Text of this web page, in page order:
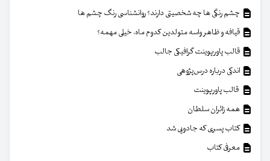
چشم رنگی ها چه شخصیتی دارند؟ روانشناسی رنگ چشم ها
قیافه و ظاهر واسه متولدین کدوم ماه، خیلی مهمه؟
قالب پاورپوینت گرافیکی جالب
اندکی درباره درس‌پژوهی
قالب پاورپوینت
همه زائران سلطان
کتاب پسری که جادویی شد
معرفی کتاب